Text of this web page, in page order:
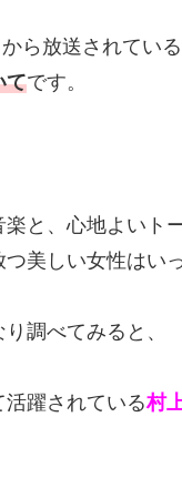
ら放送されている
てです。
楽と、心地よいト
つ美しい女性はい
調べてみると、
活躍されている村